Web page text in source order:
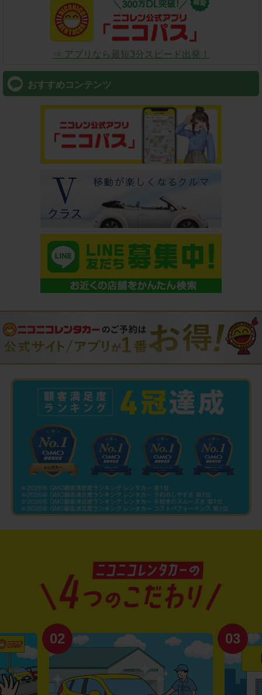
⇒ アプリなら最短3分スピード出発！
おすすめコンテンツ
02 03